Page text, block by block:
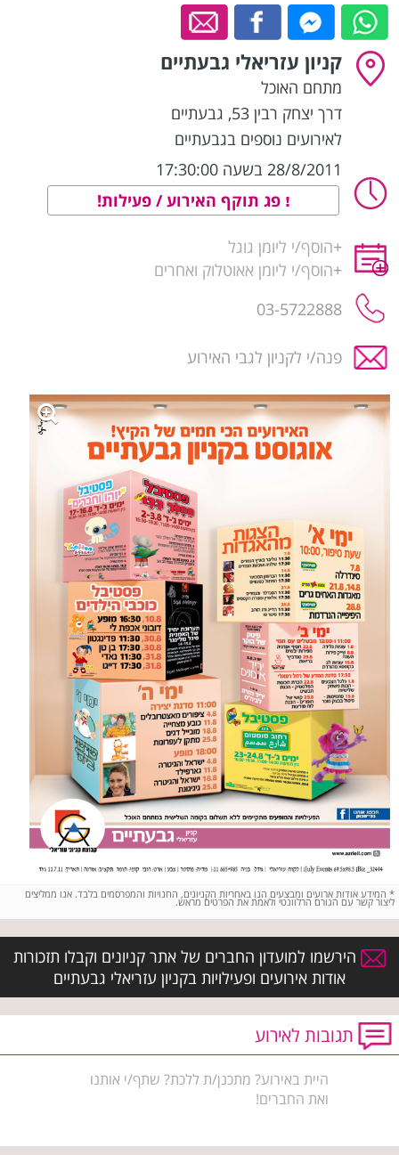
קניון עזריאלי גבעתיים
מתחם האוכל
דרך יצחק רבין 53
, גבעתיים
לאירועים נוספים בגבעתיים
28/8/2011 בשעה 17:30:00
פג תוקף האירוע / פעילות!
+הוסף/י ליומן גוגל
+הוסף/י ליומן אאוטלוק ואחרים
03-5722888
פנה/י לקניון לגבי האירוע
* המידע אודות ארועים ומבצעים הנו באחריות הקניונים, החנויות והמפרסמים בלבד. אנו ממליצים
ליצור קשר עם הגורם הרלוונטי ולאמת את הפרטים מראש.
הירשמו למועדון החברים של אתר קניונים וקבלו תזכורות
אודות אירועים ופעילויות בקניון עזריאלי גבעתיים
תגובות לאירוע
היית באירוע? מתכנן/ת ללכת? שתף/י אותנו
ואת החברים!